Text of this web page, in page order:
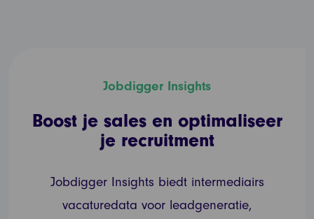
Jobdigger Insights
Boost je sales en optimaliseer
je recruitment
Jobdigger Insights biedt intermediairs
vacaturedata voor leadgeneratie,